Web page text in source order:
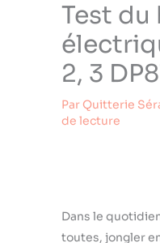
Test du
2, 3
Par Quitterie
de lecture
Dans le
toutes, jongler